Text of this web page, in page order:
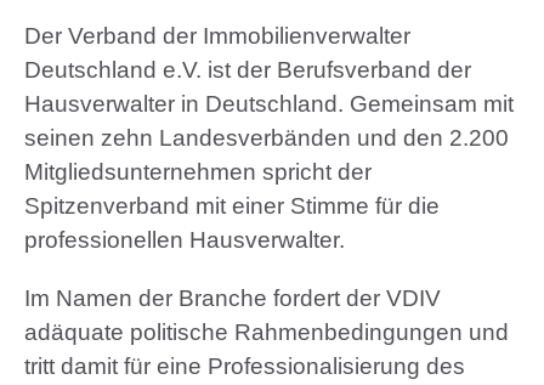
Der Verband der Immobilienverwalter
Deutschland e.V. ist der Berufsverband der
Hausverwalter in Deutschland. Gemeinsam mit
seinen zehn Landesverbänden und den 2.200
Mitgliedsunternehmen spricht der
Spitzenverband mit einer Stimme für die
professionellen Hausverwalter.
Im Namen der Branche fordert der VDIV
adäquate politische Rahmenbedingungen und
tritt damit für eine Professionalisierung des